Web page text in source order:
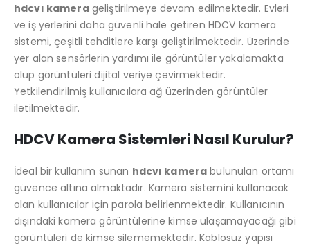
hdcvı kamerageliştirilmeye devam edilmektedir. Evleri
ve iş yerlerini daha güvenli hale getiren HDCV kamera
sistemi, çeşitli tehditlere karşı geliştirilmektedir. Üzerinde
yer alan sensörlerin yardımı ile görüntüler yakalamakta
olup görüntüleri dijital veriye çevirmektedir.
Yetkilendirilmiş kullanıcılara ağ üzerinden görüntüler
iletilmektedir.
HDCV Kamera Sistemleri Nasıl Kurulur?
İdeal bir kullanım sunan hdcvı kamera bulunulan ortamı
güvence altına almaktadır. Kamera sistemini kullanacak
olan kullanıcılar için parola belirlenmektedir. Kullanıcının
dışındaki kamera görüntülerine kimse ulaşamayacağı gibi
görüntüleri de kimse silememektedir. Kablosuz yapısı